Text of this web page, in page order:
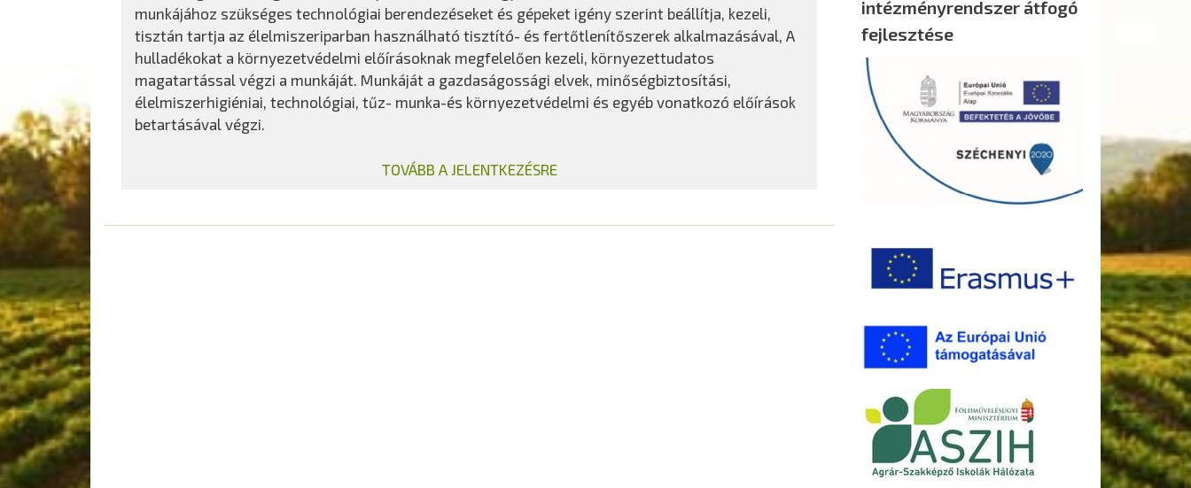
munkájához szükséges technológiai berendezéseket és gépeket igény szerint beállítja, kezeli,
tisztán tartja az élelmiszeriparban használható tisztító- és fertőtlenítőszerek alkalmazásával, A
hulladékokat a környezetvédelmi előírásoknak megfelelően kezeli, környezettudatos
magatartással végzi a munkáját. Munkáját a gazdaságossági elvek, minőségbiztosítási,
élelmiszerhigiéniai, technológiai, tűz- munka-és környezetvédelmi és egyéb vonatkozó előírások
betartásával végzi.
TOVÁBB A JELENTKEZÉSRE
intézményrendszer átfogó
fejlesztése